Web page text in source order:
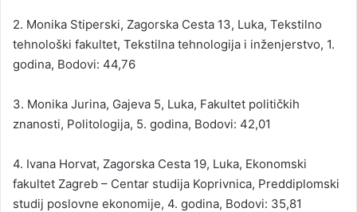
2. Monika Stiperski, Zagorska Cesta 13, Luka, Tekstilno
tehnološki fakultet, Tekstilna tehnologija i inženjerstvo, 1.
godina, Bodovi: 44,76
3. Monika Jurina, Gajeva 5, Luka, Fakultet političkih
znanosti, Politologija, 5. godina, Bodovi: 42,01
4. Ivana Horvat, Zagorska Cesta 19, Luka, Ekonomski
fakultet Zagreb – Centar studija Koprivnica, Preddiplomski
studij poslovne ekonomije, 4. godina, Bodovi: 35,81